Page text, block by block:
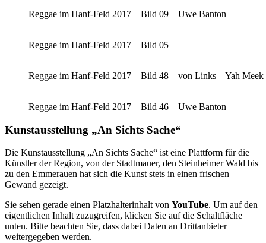
Reggae im Hanf-Feld 2017 – Bild 09 – Uwe Banton
Reggae im Hanf-Feld 2017 – Bild 05
Reggae im Hanf-Feld 2017 – Bild 48 – von Links – Yah
Reggae im Hanf-Feld 2017 – Bild 46 – Uwe Banton
Kunstausstellung „An Sichts Sache“
Die Kunstausstellung „An Sichts Sache“ ist eine Plattform für die
Künstler der Region, von der Stadtmauer, den Steinheimer Wald bis
zu den Emmerauen hat sich die Kunst stets in einen frischen
Gewand gezeigt.
Sie sehen gerade einen Platzhalterinhalt von YouTube. Um auf den
eigentlichen Inhalt zuzugreifen, klicken Sie auf die Schaltfläche
unten. Bitte beachten Sie, dass dabei Daten an Drittanbieter
weitergegeben werden.